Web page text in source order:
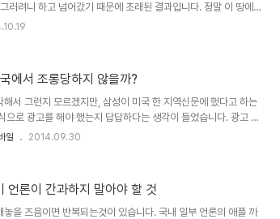
러려니 하고 넘어갔기 때문에 초래된 결과입니다. 정말 이 땅에
? 표면적으로 비춰지는 모습들은 온통 비상식을 넘은 몰상식이
정말로 두드러져 보이는 것처럼 우리 사회가 그런지... 이미지 출
먼저, 투표 결과에 대한 사항입니다.이미 지난 대선의 포..
에서 조롱당하지 않을까?
해서 그런지 모르겠지만, 삼성이 미국 한 지역신문에 했다고 하는
으로 광고를 해야 했는지 답답하다는 생각이 들었습니다. 광고 카
앞선 기술을 자랑하는 듯 한데, 아이폰 사용률이 50%에 육박하는
하고 있으니 하는 말입니다. 이미지 출처:
물론 그 광고비는 다른 곳 보다 국내 사용..
일 2014.09.30
언론이 간과하지 말아야 할 것
놓을 즈음이면 반복되는것이 있습니다. 국내 일부 언론의 애플 까